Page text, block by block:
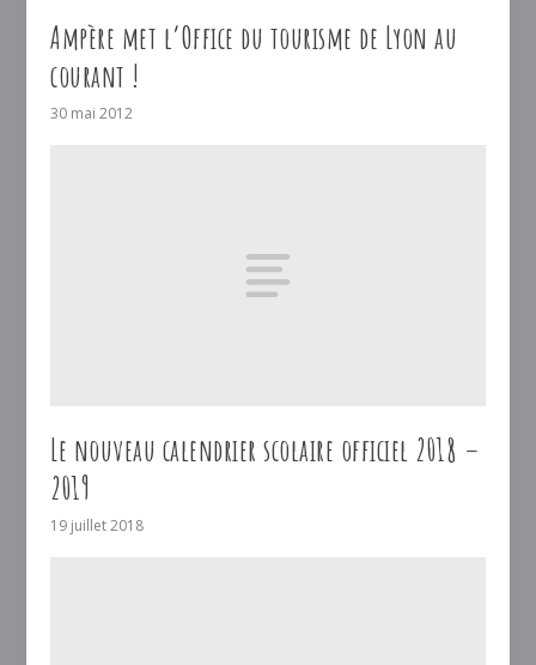
Ampère met l’Office du tourisme de Lyon au
courant !
30 mai 2012
Le nouveau calendrier scolaire officiel 2018 –
2019
19 juillet 2018